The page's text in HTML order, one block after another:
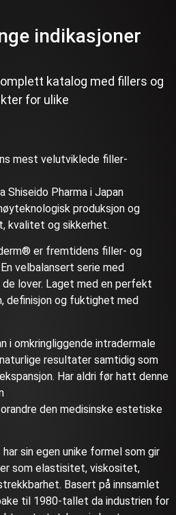
indikasjoner
katalog med fillers og
for ulike
mest velutviklede filler-
Shiseido Pharma i Japan
produksjon og
kvalitet og sikkerhet.
er fremtidens filler- og
velbalansert serie med
lover. Laget med en perfekt
definisjon og fuktighet med
i omkringliggende intradermale
resultater samtidig som
Har aldri før hatt denne
den medisinske estetiske
sin egen unike formel som gir
som elastisitet, viskositet,
Basert på innsamlet
til 1980-tallet da industrien for